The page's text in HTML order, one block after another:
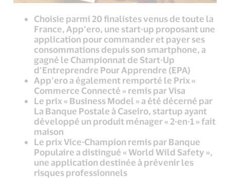
Choisie parmi 20 finalistes venus de toute la
France, App’ero, une start-up proposant une
application pour commander et payer ses
consommations depuis son smartphone, a
gagné le Championnat de Start-Up
d’Entreprendre Pour Apprendre (EPA)
App’ero a également remporté le Prix «
Commerce Connecté » remis par Visa
Le prix « Business Model » a été décerné par
La Banque Postale à Caseiro, startup ayant
développé un produit ménager « 2-en-1 » fait
maison
Le prix Vice-Champion remis par Banque
Populaire a distingué « World Wild Safety »,
une application destinée à prévenir les
risques professionnels